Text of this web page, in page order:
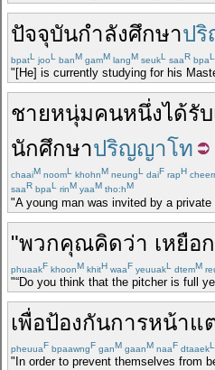
ปัจจุบันกำลังศึกษาป
bpatL jooL banM gamM langM seukL saaR bpaL
"[He] is currently studying for his
ชายหนุ่มคนหนึ่งได้รั
นักศึกษาปริญญาโท
chaaiM noomL khohnM neungL daiF rapH
saaR bpaL rinM yaaM tho:hM
"A young man was invited by a
"พวกคุณคิดว่า เหยือก
phuaakF khoonM khitH waaF yeuuakL dtemM
"“Do you think that the pitcher is full
เพื่อป้องกันการหน้าแ
pheuuaF bpaawngF ganM gaanM naaF dtaaekL
"In order to prevent themselves from